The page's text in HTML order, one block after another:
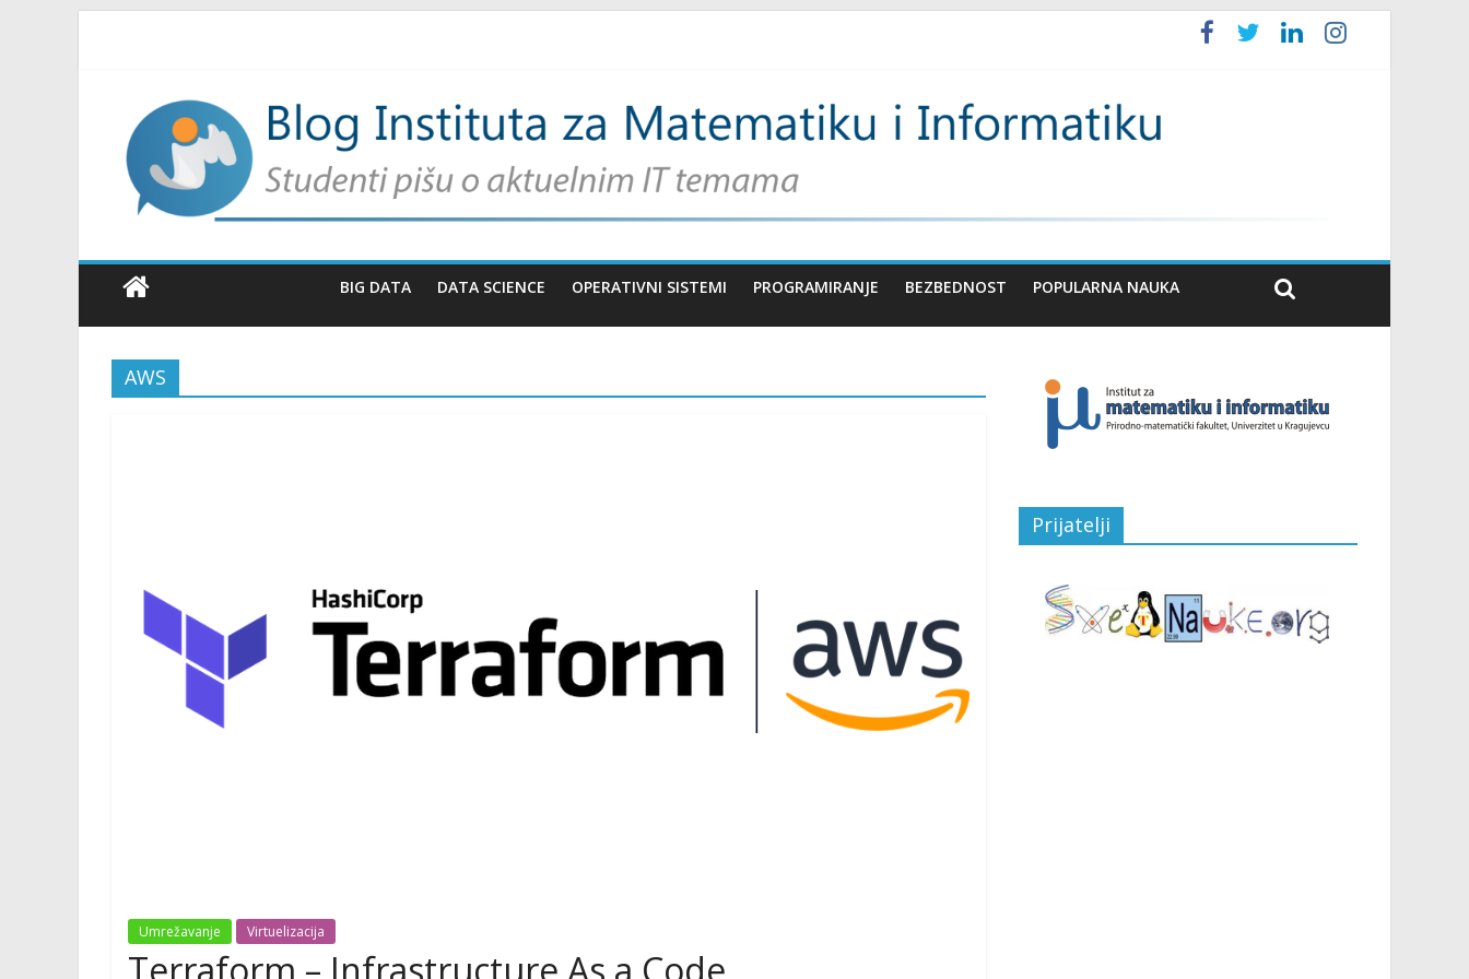
BIG DATA DATA SCIENCE OPERATIVNI SISTEMI PROGRAMIRANJE BEZBEDNOST POPULARNA NAUKA
AWS
Umrežavanje Virtuelizacija
Prijatelji